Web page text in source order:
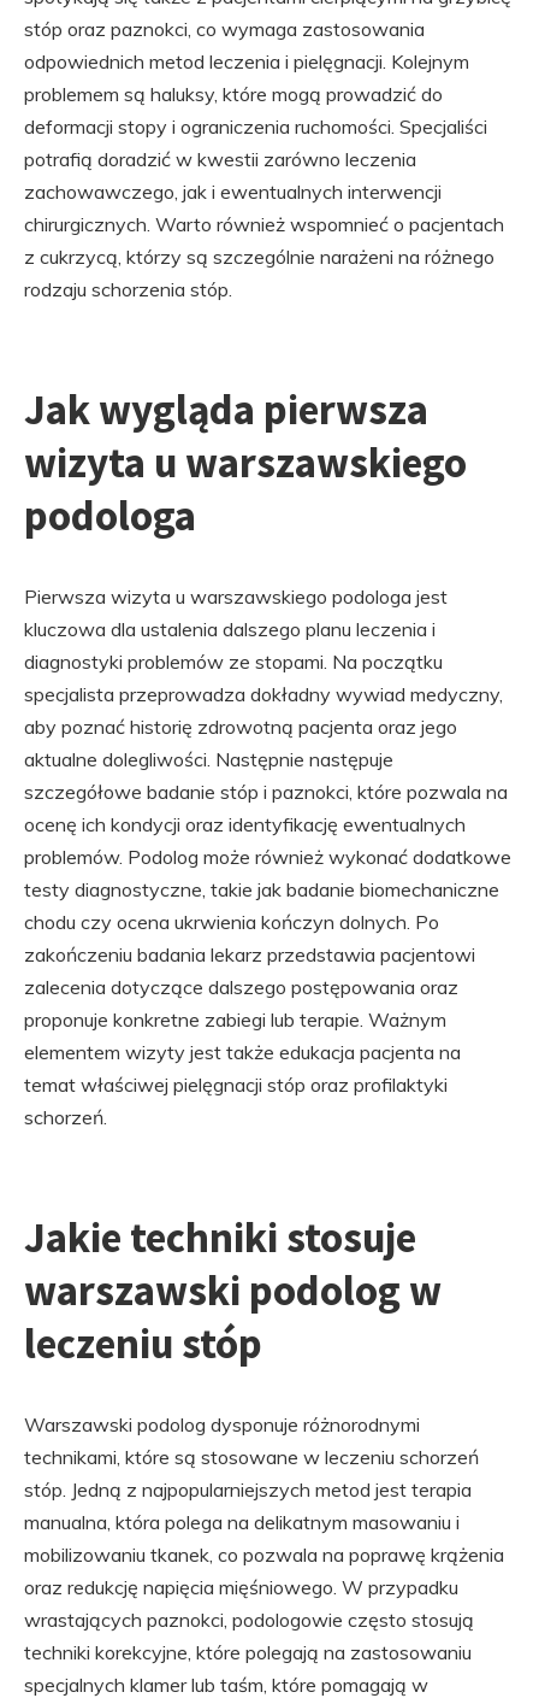
stóp oraz paznokci, co wymaga zastosowania
odpowiednich metod leczenia i pielęgnacji. Kolejnym
problemem są haluksy, które mogą prowadzić do
deformacji stopy i ograniczenia ruchomości. Specjaliści
potrafią doradzić w kwestii zarówno leczenia
zachowawczego, jak i ewentualnych interwencji
chirurgicznych. Warto również wspomnieć o pacjentach
z cukrzycą, którzy są szczególnie narażeni na różnego
rodzaju schorzenia stóp.
Jak wygląda pierwsza
wizyta u warszawskiego
podologa
Pierwsza wizyta u warszawskiego podologa jest
kluczowa dla ustalenia dalszego planu leczenia i
diagnostyki problemów ze stopami. Na początku
specjalista przeprowadza dokładny wywiad medyczny,
aby poznać historię zdrowotną pacjenta oraz jego
aktualne dolegliwości. Następnie następuje
szczegółowe badanie stóp i paznokci, które pozwala na
ocenę ich kondycji oraz identyfikację ewentualnych
problemów. Podolog może również wykonać dodatkowe
testy diagnostyczne, takie jak badanie biomechaniczne
chodu czy ocena ukrwienia kończyn dolnych. Po
zakończeniu badania lekarz przedstawia pacjentowi
zalecenia dotyczące dalszego postępowania oraz
proponuje konkretne zabiegi lub terapie. Ważnym
elementem wizyty jest także edukacja pacjenta na
temat właściwej pielęgnacji stóp oraz profilaktyki
schorzeń.
Jakie techniki stosuje
warszawski podolog w
leczeniu stóp
Warszawski podolog dysponuje różnorodnymi
technikami, które są stosowane w leczeniu schorzeń
stóp. Jedną z najpopularniejszych metod jest terapia
manualna, która polega na delikatnym masowaniu i
mobilizowaniu tkanek, co pozwala na poprawę krążenia
oraz redukcję napięcia mięśniowego. W przypadku
wrastających paznokci, podologowie często stosują
techniki korekcyjne, które polegają na zastosowaniu
specjalnych klamer lub taśm, które pomagają w